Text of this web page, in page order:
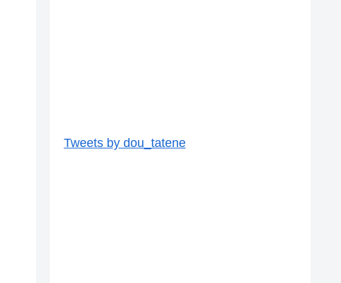
Tweets by dou_tatene